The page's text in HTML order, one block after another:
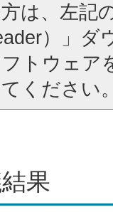
は、左記
）」ダ
トウェア
ください
果